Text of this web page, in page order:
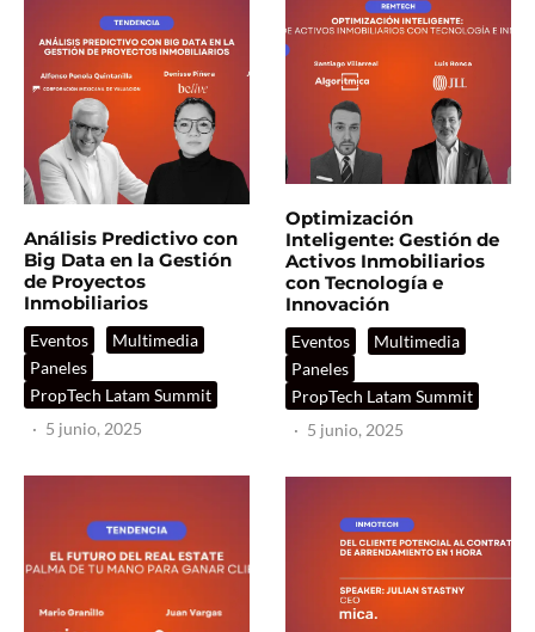
Análisis Predictivo con
Big Data en la Gestión
de Proyectos
Inmobiliarios
Eventos
Multimedia
Paneles
PropTech Latam Summit
· 5 junio, 2025
Optimización
Inteligente: Gestión de
Activos Inmobiliarios
con Tecnología e
Innovación
Eventos
Multimedia
Paneles
PropTech Latam Summit
· 5 junio, 2025